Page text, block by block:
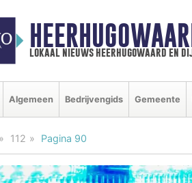
lokaal nieuws heerhugowaard en
Algemeen Bedrijvengids Gemeente
112 Pagina 90